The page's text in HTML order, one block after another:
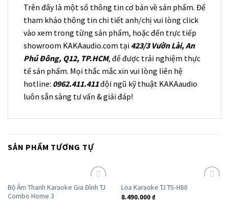
Trên đây là một số thông tin cơ bản về sản phẩm. Để
tham khảo thông tin chi tiết anh/chị vui lòng click
vào xem trong từng sản phẩm, hoặc đến trực tiếp
showroom KAKAaudio.com tại 423/3 Vườn Lài, An
Phú Đông, Q12, TP.HCM, để được trải nghiệm thực
tế sản phẩm. Mọi thắc mắc xin vui lòng liên hệ
hotline: 0962.411.411đội ngũ kỹ thuật KAKAaudio
luôn sẵn sàng tư vấn & giải đáp!
SẢN PHẨM TƯƠNG TỰ
Add to
Bộ Âm Thanh Karaoke Gia Đình TJ
Combo Home 3
Loa Karaoke TJ TS-H80
8.490.000 ₫